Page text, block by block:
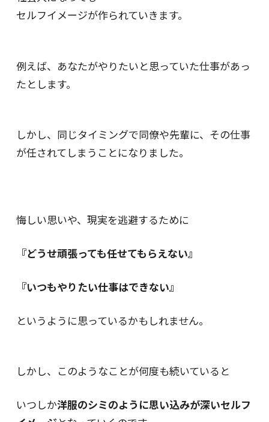
セルフイメージが作られていきます。
例えば、あなたがやりたいと思っていた仕事があっ
たとします。
しかし、同じタイミングで同僚や先輩に、その仕事
が任されてしまうことになりました。
悔しい思いや、現実を逃避するために
『どうせ頑張っても任せてもらえない』
『いつもやりたい仕事はできない』
というように思っているかもしれません。
しかし、このようなことが何度も続いていると
いつしか洋服のシミのように思い込みが深いセルフ